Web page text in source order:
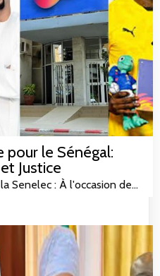
pour le Sénégal:
Justice
Senelec : À l'occasion de…